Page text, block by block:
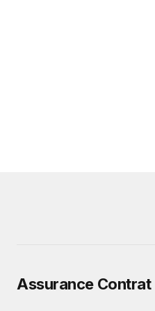
Assurance Contrat